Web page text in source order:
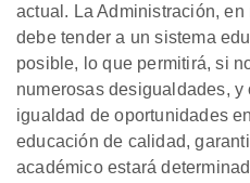
actual. La Administración,
debe tender a un sistema
posible, lo que permitirá, si
numerosas desigualdades,
igualdad de oportunidades
educación de calidad,
académico estará